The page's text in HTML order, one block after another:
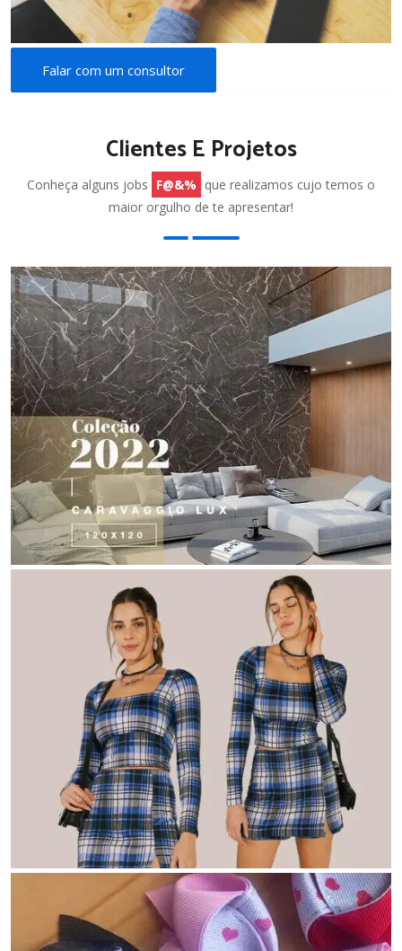
Falar com um consultor
Clientes E Projetos
Conheça alguns jobs F@&% que realizamos cujo temos o
maior orgulho de te apresentar!